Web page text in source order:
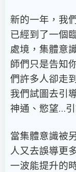
新的一年，我
已經到了一個
處境，集體意
師們只是告知
們許多人卻走
我們試圖去引
神通、慾望…
當集體意識被
人又去誤導更
一波能提升的